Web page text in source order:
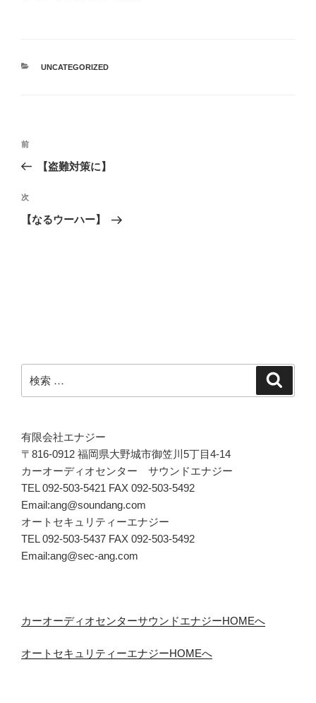
カ
UNCATEGORIZED
投
ビ
ゲ
過
去
投
稿
前
【盗難対策に】
次
の
次
【なるウーハー】
索:
有限会社エナジー
〒816-0912 福岡県大野城市御笠川5丁目4-14
カーオーディオセンター サウンドエナジー
TEL 092-503-5421 FAX 092-503-5492
Email:ang@soundang.com
オートセキュリティーエナジー
TEL 092-503-5437 FAX 092-503-5492
Email:ang@sec-ang.com
カーオーディオセンターサウンドエナジーHOMEへ
オートセキュリティーエナジーHOMEへ